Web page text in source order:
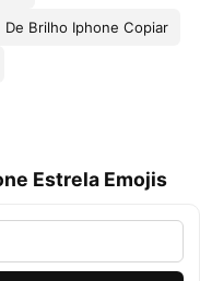
De Brilho Iphone Copiar
Estrela Emojis